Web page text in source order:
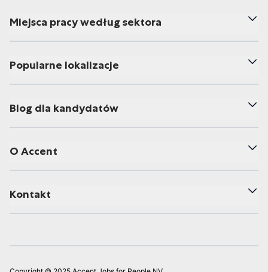
Miejsca pracy według sektora
Popularne lokalizacje
Blog dla kandydatów
O Accent
Kontakt